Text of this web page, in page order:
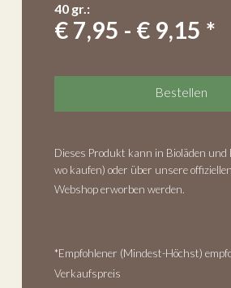
40 gr.:
€ 7,95 - € 9,15 *
Bestellen
Dieses Produkt kann in Bioläden und
wo kaufen) oder über unsere
Webshop erworben werden.
*Empfohlener (Mindest-Höchst)
Verkaufspreis